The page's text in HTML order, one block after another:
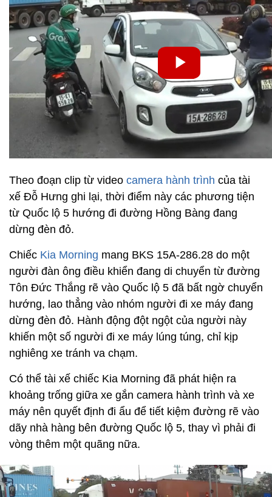
Theo đoạn clip từ video camera hành trình của tài
xế Đỗ Hưng ghi lại, thời điểm này các phương tiện
từ Quốc lộ 5 hướng đi đường Hồng Bàng đang
dừng đèn đỏ.
Chiếc Kia Morning mang BKS 15A-286.28 do một
người đàn ông điều khiển đang di chuyển từ đường
Tôn Đức Thắng rẽ vào Quốc lộ 5 đã bất ngờ chuyển
hướng, lao thẳng vào nhóm người đi xe máy đang
dừng đèn đỏ. Hành động đột ngột của người này
khiến một số người đi xe máy lúng túng, chỉ kịp
nghiêng xe tránh va chạm.
Có thể tài xế chiếc Kia Morning đã phát hiện ra
khoảng trống giữa xe gắn camera hành trình và xe
máy nên quyết định đi ẩu để tiết kiệm đường rẽ vào
dãy nhà hàng bên đường Quốc lộ 5, thay vì phải đi
vòng thêm một quãng nữa.